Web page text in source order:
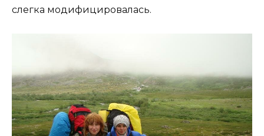
слегка модифицировалась.